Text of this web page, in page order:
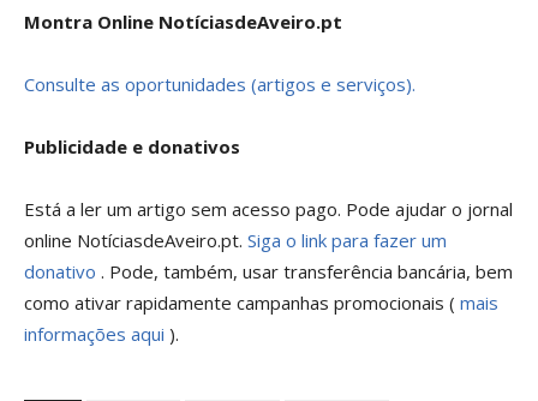
Montra Online NotíciasdeAveiro.pt
Consulte as oportunidades (artigos e serviços).
Publicidade e donativos
Está a ler um artigo sem acesso pago. Pode ajudar o jornal
online NotíciasdeAveiro.pt. Siga o link para fazer um
donativo . Pode, também, usar transferência bancária, bem
como ativar rapidamente campanhas promocionais ( mais
informações aqui ).